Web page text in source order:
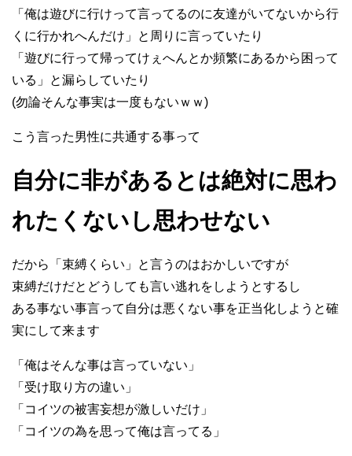
「俺は遊びに行けって言ってるのに友達がいてないから行
くに行かれへんだけ」と周りに言っていたり
「遊びに行って帰ってけぇへんとか頻繁にあるから困って
いる」と漏らしていたり
(勿論そんな事実は一度もないｗｗ)
こう言った男性に共通する事って
自分に非があるとは絶対に思わ
れたくないし思わせない
だから「束縛くらい」と言うのはおかしいですが
束縛だけだとどうしても言い逃れをしようとするし
ある事ない事言って自分は悪くない事を正当化しようと確
実にして来ます
「俺はそんな事は言っていない」
「受け取り方の違い」
「コイツの被害妄想が激しいだけ」
「コイツの為を思って俺は言ってる」